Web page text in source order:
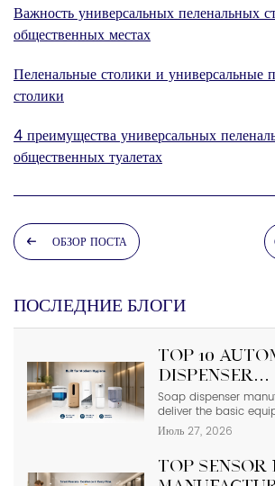
Важность универсальных пеленальных
общественных местах
Пеленальные столики и универсальные
столики
4 преимущества универсальных
общественных туалетах
ОБЗОР ПОСТА
ПОСЛЕДНИЕ БЛОГИ
Top 10
Dispenser
China
Soap dispenser
deliver the basic
needed in modern
bathrooms where
even a failure of one
Июль 27, 2026
Top Sensor